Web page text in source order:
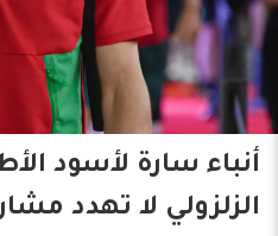
أنباء سارة لأسود
الزلزولي لا تهدد